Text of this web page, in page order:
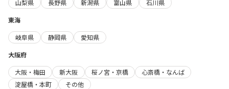
山梨県
長野県 新潟県 富山県
石川県
東海
岐阜県
静岡県
愛知県
大阪府
大阪・梅田
新大阪 桜ノ宮・京橋
心斎橋・なんば
淀屋橋・本町
その他